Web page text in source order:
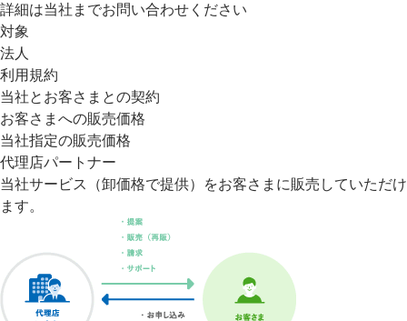
詳細は当社までお問い合わせください
対象
法人
利用規約
当社とお客さまとの契約
お客さまへの販売価格
当社指定の販売価格
代理店パートナー
当社サービス（卸価格で提供）をお客さまに販売していただけ
ます。